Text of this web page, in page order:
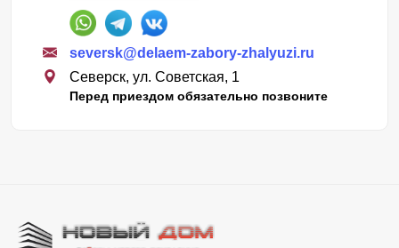
seversk@delaem-zabory-zhalyuzi.ru
Северск, ул. Советская, 1
Перед приездом обязательно позвоните